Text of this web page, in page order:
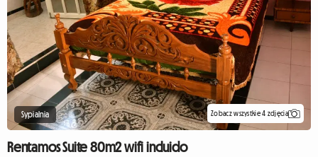
Sypialnia Zobacz wszystkie 4 zdjęcia
Rentamos Suite 80m2 wifi incluido